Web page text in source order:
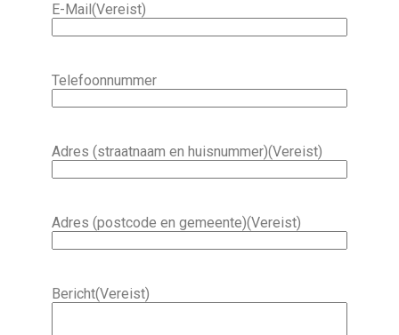
E-Mail(Vereist)
Telefoonnummer
Adres (straatnaam en huisnummer)(Vereist)
Adres (postcode en gemeente)(Vereist)
Bericht(Vereist)